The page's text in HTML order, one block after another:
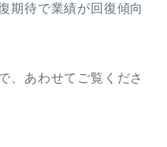
期待で業績が回復傾向
、あわせてご覧くださ